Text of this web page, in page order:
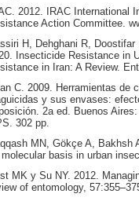
2012. IRAC International
Action Committee.
H, Dehghani R,
Insecticide Resistance in
in Iran: A Review.
C. 2009. Herramientas de
y sus envases:
2a ed. Buenos
302 pp.
MN, Gökçe A,
basis in urban
MK y Su NY. 2012.
of entomology,